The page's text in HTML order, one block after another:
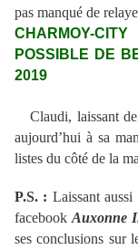
pas manqué de
CHARMOY-
POSSIBLE DE
2019
Claudi, laissant
aujourd’hui à sa
listes du côté de la
P.S. : Laissant
facebookAuxonne
ses conclusions sur